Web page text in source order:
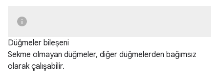
Düğmeler bileşeni
Sekme olmayan düğmeler, diğer düğmelerden bağımsız
olarak çalışabilir.